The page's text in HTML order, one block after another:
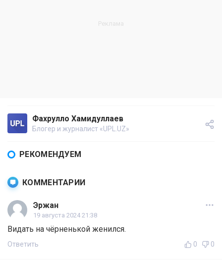
Фахрулло Хамидуллаев
Блогер и журналист «UPL.UZ»
РЕКОМЕНДУЕМ
КОММЕНТАРИИ
Эржан
19 августа 2024 21:38
Видать на чёрненькой женился.
Ответить 0 0